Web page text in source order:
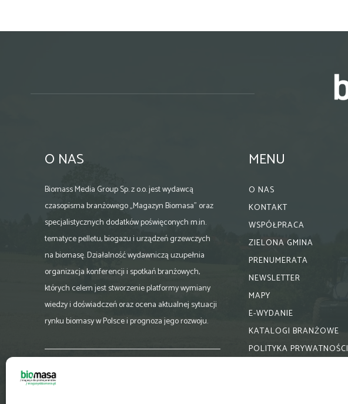
O NAS
Biomass Media Group Sp. z o.o. jest wydawcą
czasopisma branżowego „Magazyn Biomasa” oraz
specjalistycznych dodatków poświęconych m.in.
tematyce pelletu, biogazu i urządzeń grzewczych
na biomasę. Działalność wydawniczą uzupełnia
organizacja konferencji i spotkań branżowych,
których celem jest stworzenie platformy wymiany
wiedzy i doświadczeń oraz ocena aktualnej sytuacji
rynku biomasy w Polsce i prognoza jego rozwoju.
biuro@magazynbiomasa.pl
MENU
O NAS
KONTAKT
WSPÓŁPRACA
ZIELONA GMINA
PRENUMERATA
NEWSLETTER
MAPY
E-WYDANIE
KATALOGI BRANŻOWE
POLITYKA PRYWATNOŚCI